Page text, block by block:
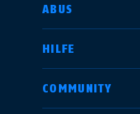
ABUS
HILFE
COMMUNITY
LAND AUSWÄHLEN
Deutschland